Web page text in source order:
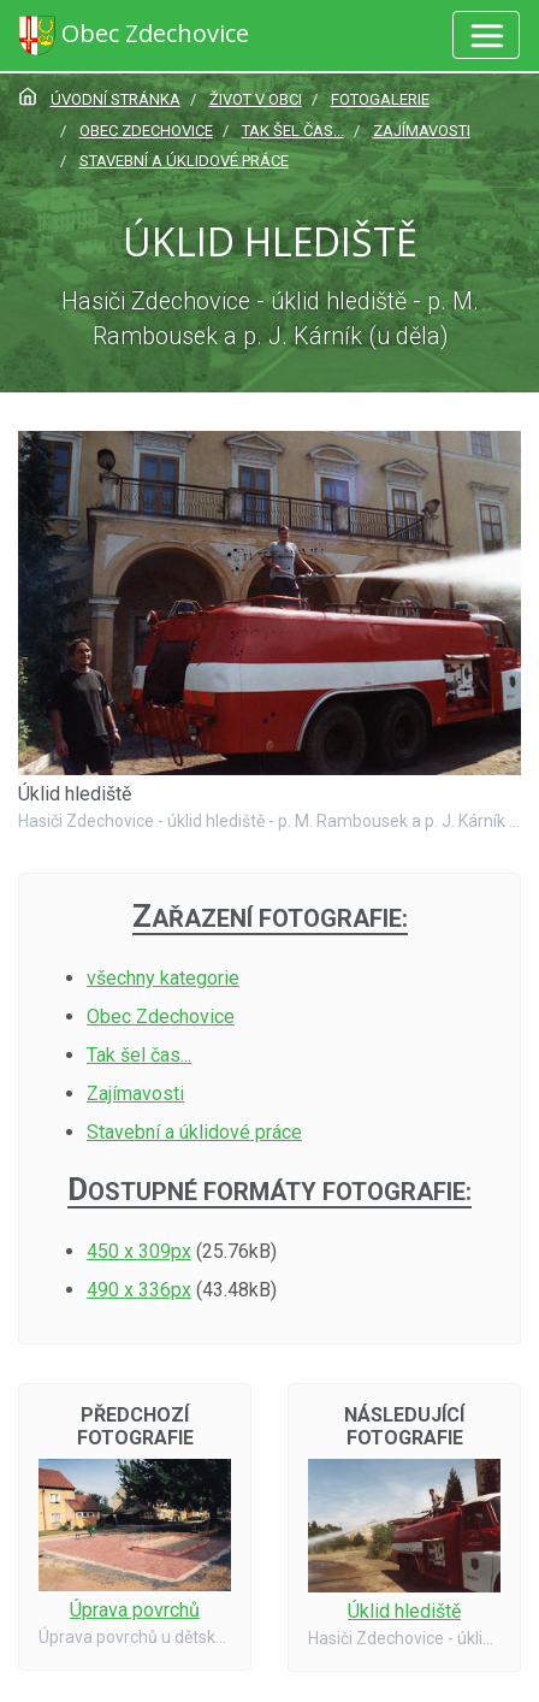
Obec Zdechovice
ÚVODNÍ STRÁNKA ŽIVOT V OBCI
FOTOGALERIE
OBEC ZDECHOVICE
TAK ŠEL ČAS...
ZAJÍMAVOSTI
STAVEBNÍ A ÚKLIDOVÉ PRÁCE
ÚKLID HLEDIŠTĚ
Hasiči Zdechovice - úklid hlediště - p. M.
Rambousek a p. J. Kárník (u děla)
Úklid hlediště
ZAŘAZENÍ FOTOGRAFIE:
všechny kategorie
Obec Zdechovice
Tak šel čas...
Zajímavosti
Stavební a úklidové práce
DOSTUPNÉ FORMÁTY FOTOGRAFIE:
450 x 309px (25.76kB)
490 x 336px (43.48kB)
PŘEDCHOZÍ
FOTOGRAFIE
Úprava povrchů
Úprava povrchů u dětských atrakcí - Zdechovice sever
NÁSLEDUJÍCÍ
FOTOGRAFIE
Úklid hlediště